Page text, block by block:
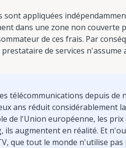
sont appliquées
dans une zone non couverte
de ces frais. Par
de services n'assume
télécommunications depuis de
ans réduit considérablement
de l'Union européenne, les
ils augmentent en réalité. Et
que tout le monde n'utilise